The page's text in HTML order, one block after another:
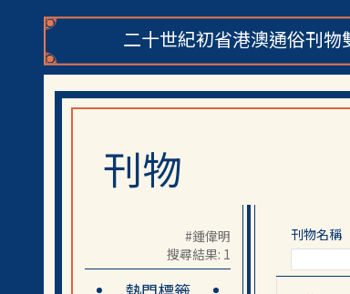
二十世紀初省港澳通俗刊
刊物
#鍾偉明
搜尋結果: 1
刊物名稱